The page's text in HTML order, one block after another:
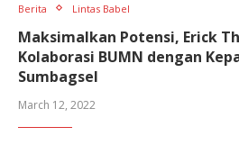
Berita Lintas Babel
Maksimalkan Potensi, Erick
Kolaborasi BUMN dengan
Sumbagsel
March 12, 2022